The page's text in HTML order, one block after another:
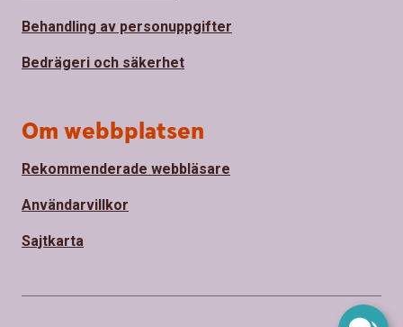
Behandling av personuppgifter
Bedrägeri och säkerhet
Om webbplatsen
Rekommenderade webbläsare
Användarvillkor
Sajtkarta